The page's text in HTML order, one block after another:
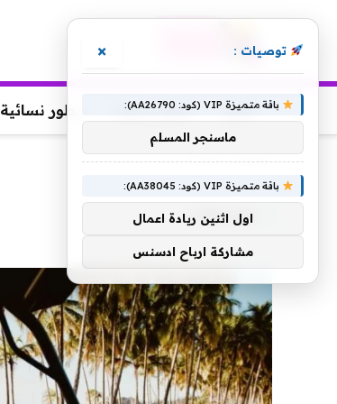
عطور عطور رجالية عطور نسائية
الرئيسية »كإضافات
كإضافات
توصيات : ×
باقة متميزة VIP (كود: AA26790):
ماسنجر المسلم
باقة متميزة VIP (كود: AA38045):
اول اثنين ريادة اعمال
مشاركة ارباح ادسنس